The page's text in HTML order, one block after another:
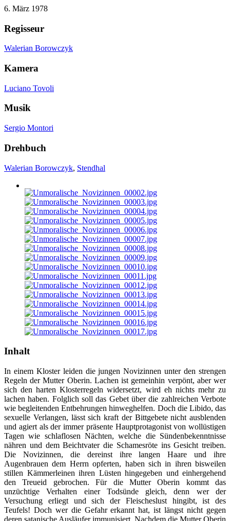
6. März 1978
Regisseur
Walerian Borowczyk
Kamera
Luciano Tovoli
Musik
Sergio Montori
Drehbuch
Walerian Borowczyk, Stendhal
Inhalt
In einem Kloster leiden die jungen Novizinnen unter den strengen
Regeln der Mutter Oberin. Lachen ist gemeinhin verpönt, aber wer
sich den harten Klosterregeln widersetzt, wird eh nichts mehr zu
lachen haben. Folglich soll das Gebet über die zahlreichen Verbote
wie begleitenden Entbehrungen hinweghelfen. Doch die Libido, das
sexuelle Verlangen, lässt sich kraft der Bittgebete nicht ausblenden
und agiert als der immer präsente Hauptprotagonist von wollüstigen
Tagen wie schlaflosen Nächten, welche die Sündenbekenntnisse
nähren und dem Beichtvater die Schamesröte ins Gesicht treiben.
Die Novizinnen, die dereinst ihre langen Haare und ihre
Augenbrauen dem Herrn opferten, haben sich in ihren bisweilen
stillen Kämmerleinen ihren Lüsten hingegeben und einhergehend
den Treueid gebrochen. Für die Mutter Oberin kommt das
unzüchtige Verhalten einer Todsünde gleich, denn wer der
Versuchung erliegt und sich der Fleischeslust hingibt, ist des
Teufels! Doch wer die Gefahr erkannt hat, ist längst nicht gegen
deren satanische Ausläufer immunisiert. Nachdem die Mutter Oberin